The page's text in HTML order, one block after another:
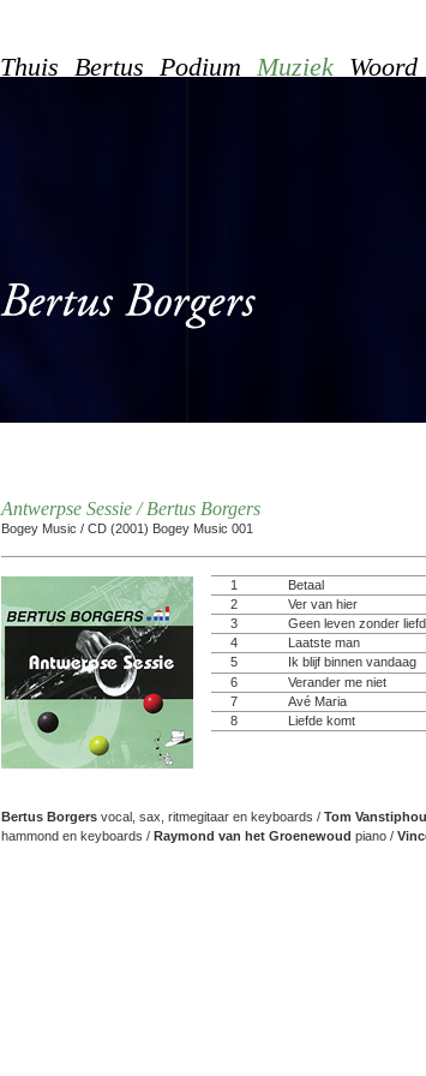
Antwerpse Sessie / Bertus Borgers
Bogey Music / CD (2001) Bogey Music 001
1
Betaal
2
Ver van hier
3
Geen leven zonder
4
Laatste man
5
Ik blijf binnen vandaag
6
Verander me niet
7
Avé Maria
8
Liefde komt
Bertus Borgers vocal, sax, ritmegitaar en keyboards / Tom
hammond en keyboards / Raymond van het Groenewoud piano /
Thuis Bertus Podium Muziek Woord